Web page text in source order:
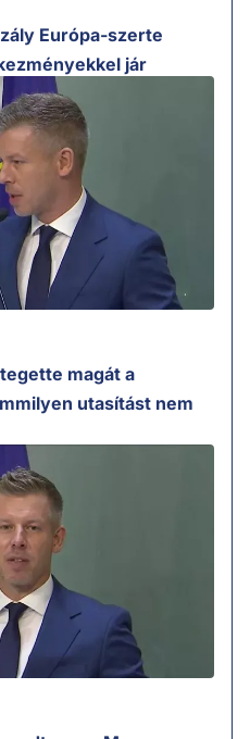
Európa-szerte
jár
magát a
utasítást nem